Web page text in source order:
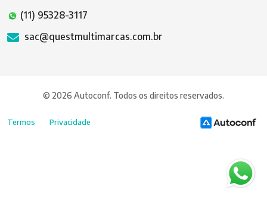
(11) 95328-3117
sac@questmultimarcas.com.br
© 2026 Autoconf. Todos os direitos reservados.
Termos Privacidade